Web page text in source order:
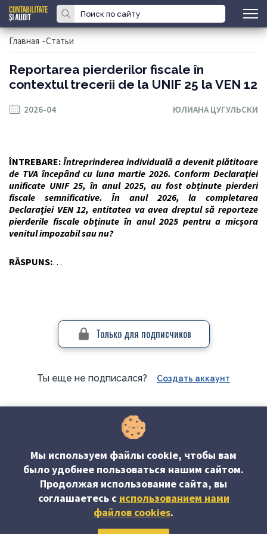
Главная -Статьи
Reportarea pierderilor fiscale în
contextul trecerii de la UNIF 25 la VEN 12
2026-04 ЮЛИАНА ЦУГУЛЬСКИ
ÎNTREBARE: Întreprinderea individuală a devenit plătitoare
de TVA începând cu luna martie 2026. Conform Declaraţiei
unificate UNIF 25, în anul 2025, au fost obținute pierderi
fiscale semnificative. În anul 2026, la completarea
Declaraţiei VEN 12, entitatea va avea dreptul să reporteze
pierderile fiscale obținute în anul 2025 pentru a micșora
venitul impozabil sau nu?
RĂSPUNS:…
Только для подписчиков
Ты еще не подписался? Создать аккаунт
Редакция журнала
Мы используем файлы cookie, чтобы вам
было удобнее пользоваться нашим сайтом.
Продолжая использование сайта, вы
соглашаетесь c использованием нами
файлов cookies.